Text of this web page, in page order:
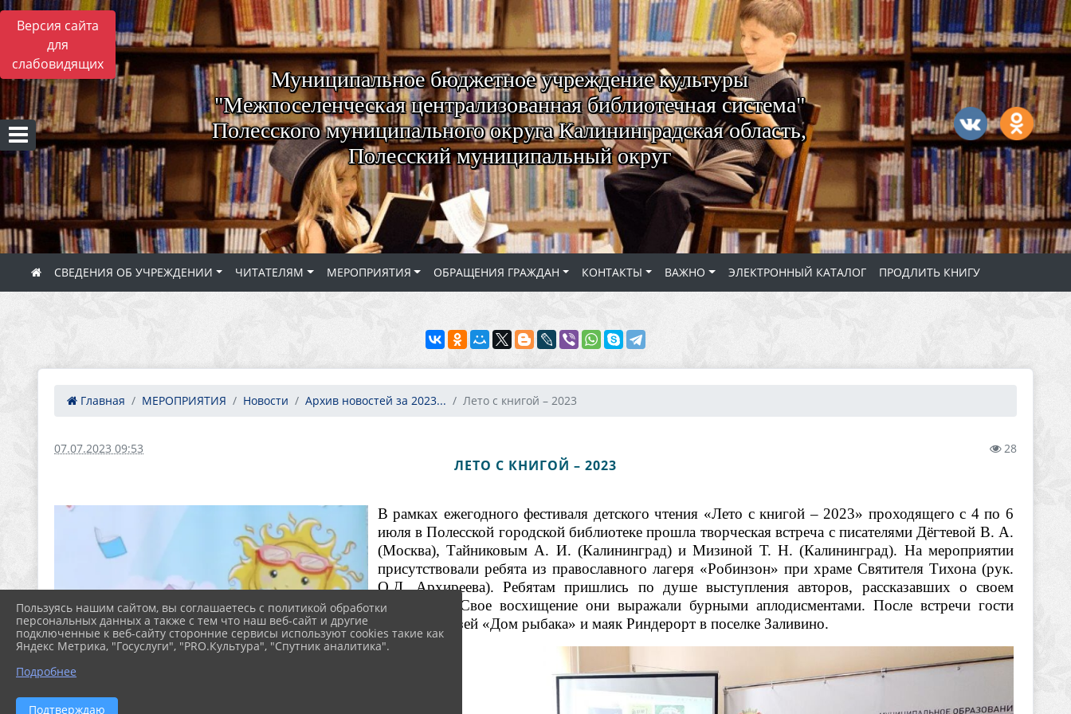
Версия сайта
для
слабовидящих
Муниципальное бюджетное учреждение культуры
"Межпоселенческая централизованная библиотечная система"
Полесского муниципального округа Калининградская область,
Полесский муниципальный округ
СВЕДЕНИЯ ОБ УЧРЕЖДЕНИИ ЧИТАТЕЛЯМ МЕРОПРИЯТИЯ ОБРАЩЕНИЯ ГРАЖДАН КОНТАКТЫ ВАЖНО ЭЛЕКТРОННЫЙ КАТАЛОГ ПРОДЛИТЬ КНИГУ
Главная МЕРОПРИЯТИЯ Новости Архив новостей за 2023... Лето с книгой – 2023
07.07.2023 09:53 28
ЛЕТО С КНИГОЙ – 2023
В рамках ежегодного фестиваля детского чтения «Лето с книгой – 2023» проходящего с 4 по 6
июля в Полесской городской библиотеке прошла творческая встреча с писателями Дёгтевой В. А.
(Москва), Тайниковым А. И. (Калининград) и Мизиной Т. Н. (Калининград). На мероприятии
присутствовали ребята из православного лагеря «Робинзон» при храме Святителя Тихона (рук.
О.Д. Архиреева). Ребятам пришлись по душе выступления авторов, рассказавших о своем
творчестве. Свое восхищение они выражали бурными аплодисментами. После встречи гости
посетили музей «Дом рыбака» и маяк Риндерорт в поселке Заливино.
Пользуясь нашим сайтом, вы соглашаетесь с политикой обработки
персональных данных а также с тем что наш веб-сайт и другие
подключенные к веб-сайту сторонние сервисы используют cookies такие как
Яндекс Метрика, "Госуслуги", "PRO.Культура", "Спутник аналитика".
Подробнее
Подтверждаю